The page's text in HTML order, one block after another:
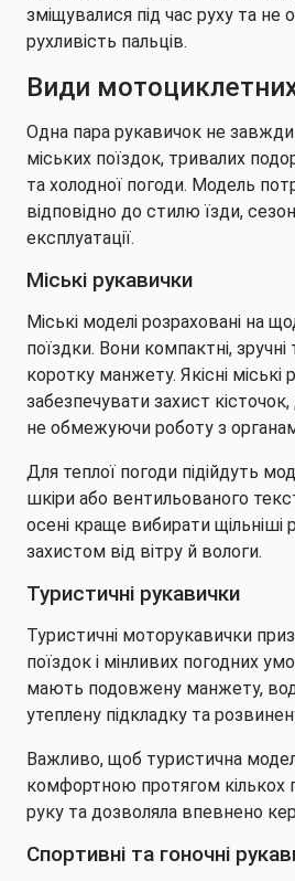
зміщувалися під час руху та не
рухливість пальців.
Види
Одна пара рукавичок не завжди
міських поїздок, тривалих
та холодної погоди. Модель
відповідно до стилю їзди,
експлуатації.
Міські рукавички
Міські моделі розраховані на
поїздки. Вони компактні,
коротку манжету. Якісні міські
забезпечувати захист кісточок,
не обмежуючи роботу з
Для теплої погоди підійдуть
шкіри або вентильованого
осені краще вибирати щільніші
захистом від вітру й вологи.
Туристичні рукавички
Туристичні моторукавички
поїздок і мінливих погодних
мають подовжену манжету,
утеплену підкладку та
Важливо, щоб туристична
комфортною протягом кількох
руку та дозволяла впевнено
Спортивні та гоночні